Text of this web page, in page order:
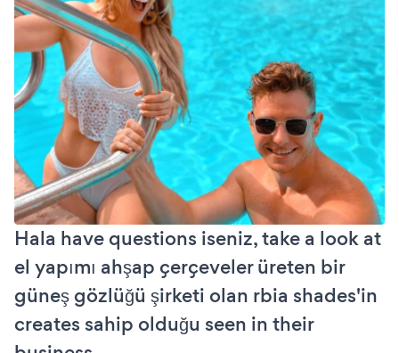
Hala have questions iseniz, take a look at
el yapımı ahşap çerçeveler üreten bir
güneş gözlüğü şirketi olan rbia shades'in
creates sahip olduğu seen in their